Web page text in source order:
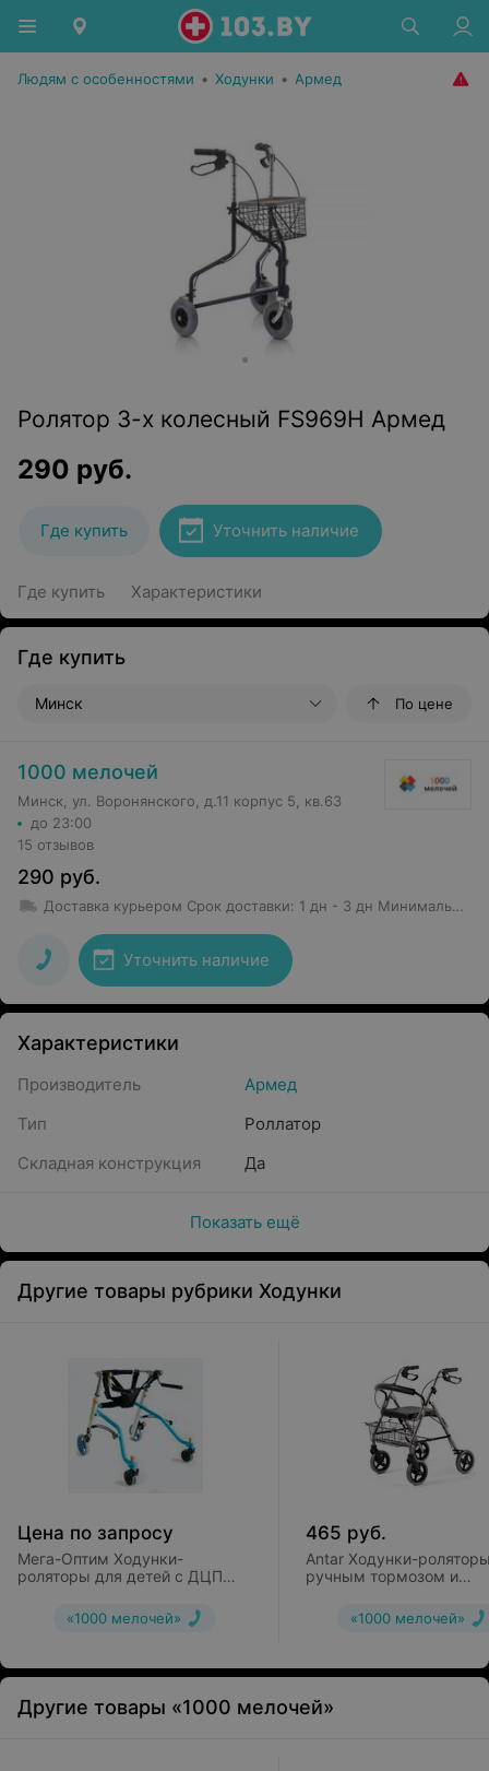
Людям с особенностями • Ходунки • Армед
Ролятор 3-х колесный FS969H Армед
290 руб.
Где купить Уточнить наличие
Где купить Характеристики
Где купить
Минск По цене
1000 мелочей
Минск, ул. Воронянского, д.11 корпус 5, кв.63
до 23:00
15 отзывов
290 руб.
Доставка курьером Срок доставки: 1 дн - 3 дн Минимальная сумма заказа: 50 руб.
Уточнить наличие
Характеристики
Производитель
Армед
Тип
Роллатор
Складная конструкция
Да
Показать ещё
Другие товары рубрики Ходунки
Цена по запросу
Мега-Оптим Ходунки-
роляторы для детей с ДЦП
«1000 мелочей»
465 руб.
Antar Ходунки-
ручным тормозом и
«1000 мелочей»
Другие товары «1000 мелочей»